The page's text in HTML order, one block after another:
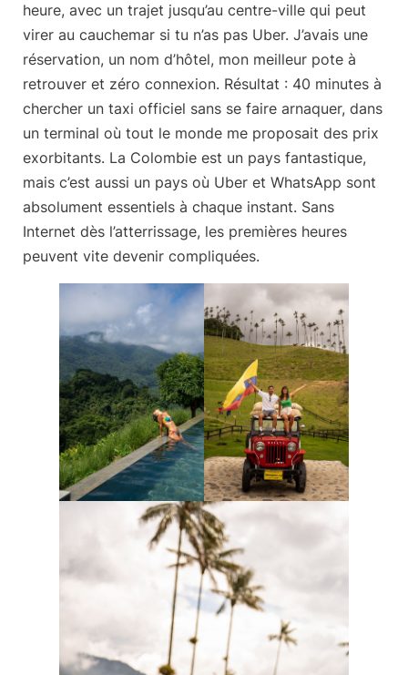
heure, avec un trajet jusqu’au centre-ville qui peut
virer au cauchemar si tu n’as pas Uber. J’avais une
réservation, un nom d’hôtel, mon meilleur pote à
retrouver et zéro connexion. Résultat : 40 minutes à
chercher un taxi officiel sans se faire arnaquer, dans
un terminal où tout le monde me proposait des prix
exorbitants. La Colombie est un pays fantastique,
mais c’est aussi un pays où Uber et WhatsApp sont
absolument essentiels à chaque instant. Sans
Internet dès l’atterrissage, les premières heures
peuvent vite devenir compliquées.